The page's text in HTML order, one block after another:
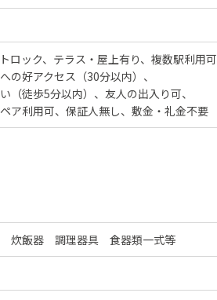
ロック テラス・屋上有り
複数駅利用可
の好アクセス（30分以内）
（徒歩5分以内）
友人の出入り可
ペア利用可 保証人無し 敷金・礼金不要
炊飯器 調理器具 食器類一式等